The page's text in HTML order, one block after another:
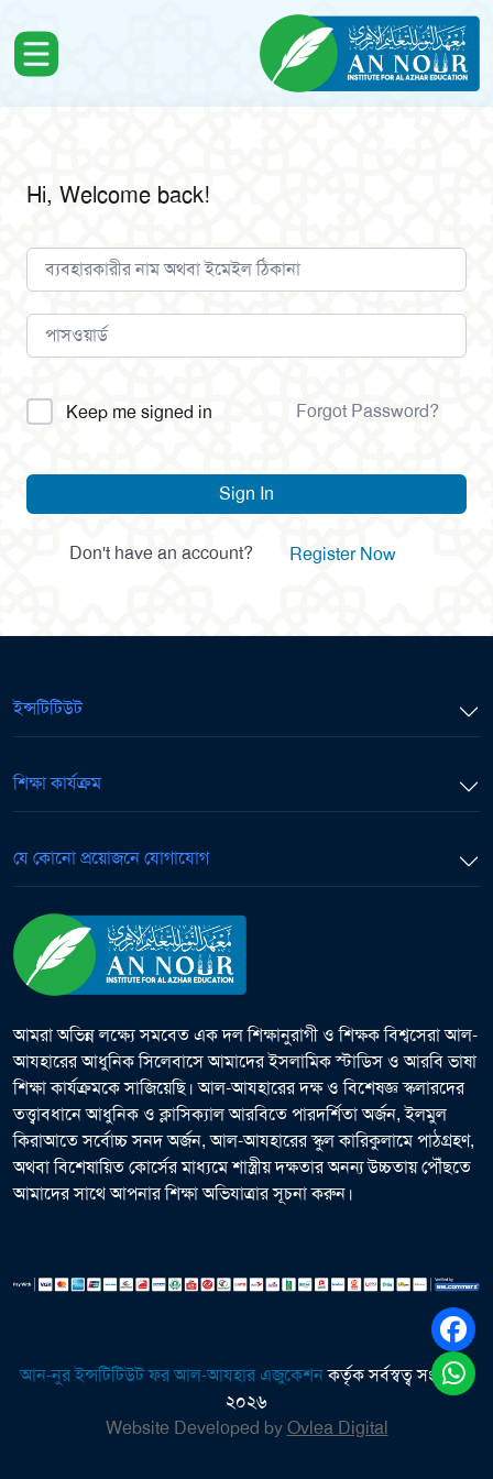
Hi, Welcome back!
Alternative:
Keep me signed in Forgot Password?
Sign In
Don't have an account? Register Now
ইন্সটিটিউট
শিক্ষা কার্যক্রম
যে কোনো প্রয়োজনে যোগাযোগ
আমরা অভিন্ন লক্ষ্যে সমবেত এক দল শিক্ষানুরাগী ও শিক্ষক বিশ্বসেরা আল-
আযহারের আধুনিক সিলেবাসে আমাদের ইসলামিক স্টাডিস ও আরবি ভাষা
শিক্ষা কার্যক্রমকে সাজিয়েছি। আল-আযহারের দক্ষ ও বিশেষজ্ঞ স্কলারদের
তত্ত্বাবধানে আধুনিক ও ক্লাসিক্যাল আরবিতে পারদর্শিতা অর্জন, ইলমুল
কিরাআতে সর্বোচ্চ সনদ অর্জন, আল-আযহারের স্কুল কারিকুলামে পাঠগ্রহণ,
অথবা বিশেষায়িত কোর্সের মাধ্যমে শাস্ত্রীয় দক্ষতার অনন্য উচ্চতায় পৌঁছতে
আমাদের সাথে আপনার শিক্ষা অভিযাত্রার সূচনা করুন।
আন-নুর ইন্সটিটিউট ফর আল-আযহার এজুকেশনকর্তৃক সর্বস্বত্ব সংরক্ষিত
২০২৬
Website Developed byOvlea Digital